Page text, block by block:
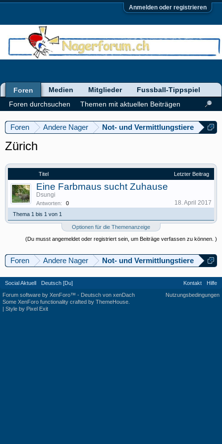
Anmelden oder registrieren
Foren Andere Nager Not- und Vermittlungstiere
Zürich
Titel Letzter Beitrag
Eine Farbmaus sucht Zuhause
Dsungi
Antworten: 0 18. April 2017
Thema 1 bis 1 von 1
Optionen für die Themenanzeige
(Du musst angemeldet oder registriert sein, um Beiträge verfassen zu können. )
Foren Andere Nager Not- und Vermittlungstiere
Foren
Foren durchsuchen
Themen mit aktuellen Beiträgen
Medien Mitglieder Fussball-Tippspiel
Social Aktuell Deutsch [Du] Kontakt
Hilfe
Nutzungsbedingungen
Forum software by XenForo™ - Deutsch von xenDach
Some XenForo functionality crafted by ThemeHouse
| Style by Pixel Exit